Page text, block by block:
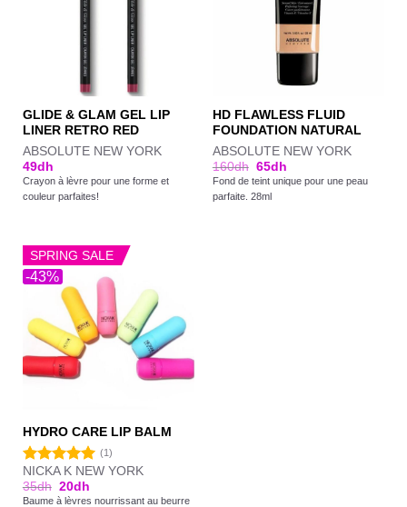
GLIDE & GLAM GEL LIP
LINER RETRO RED
ABSOLUTE NEW YORK
49dh
Crayon à lèvre pour une forme et
couleur parfaites!
HD FLAWLESS FLUID
FOUNDATION NATURAL
ABSOLUTE NEW YORK
160dh 65dh
Fond de teint unique pour une peau
parfaite. 28ml
-43%
SPRING SALE
HYDRO CARE LIP BALM
Note5.00
sur 5
(1)
NICKA K NEW YORK
35dh 20dh
Baume à lèvres nourrissant au beurre